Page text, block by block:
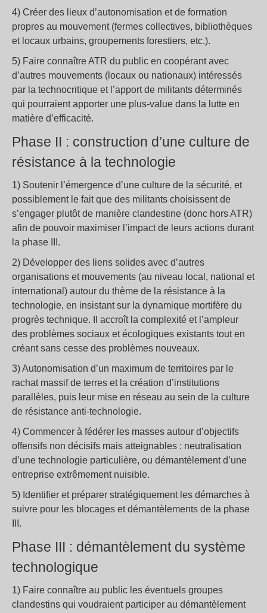
4) Créer des lieux d’autonomisation et de formation
propres au mouvement (fermes collectives, bibliothèques
et locaux urbains, groupements forestiers, etc.).
5) Faire connaître ATR du public en coopérant avec
d’autres mouvements (locaux ou nationaux) intéressés
par la technocritique et l’apport de militants déterminés
qui pourraient apporter une plus-value dans la lutte en
matière d’efficacité.
Phase II : construction d’une culture de
résistance à la technologie
1) Soutenir l’émergence d’une culture de la sécurité, et
possiblement le fait que des militants choisissent de
s’engager plutôt de manière clandestine (donc hors ATR)
afin de pouvoir maximiser l’impact de leurs actions durant
la phase III.
2) Développer des liens solides avec d’autres
organisations et mouvements (au niveau local, national et
international) autour du thème de la résistance à la
technologie, en insistant sur la dynamique mortifère du
progrès technique. Il accroît la complexité et l’ampleur
des problèmes sociaux et écologiques existants tout en
créant sans cesse des problèmes nouveaux.
3) Autonomisation d’un maximum de territoires par le
rachat massif de terres et la création d’institutions
parallèles, puis leur mise en réseau au sein de la culture
de résistance anti-technologie.
4) Commencer à fédérer les masses autour d’objectifs
offensifs non décisifs mais atteignables : neutralisation
d’une technologie particulière, ou démantèlement d’une
entreprise extrêmement nuisible.
5) Identifier et préparer stratégiquement les démarches à
suivre pour les blocages et démantèlements de la phase
III.
Phase III : démantèlement du système
technologique
1) Faire connaître au public les éventuels groupes
clandestins qui voudraient participer au démantèlement